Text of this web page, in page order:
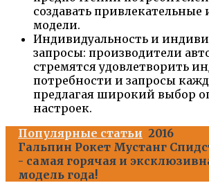
создавать привлекательные
модели.
Индивидуальность и
запросы: производители
стремятся удовлетворить
потребности и запросы
предлагая широкий выбор
настроек.
Популярные статьи 2016
Гальпин Рокет Мустанг
- самая горячая и
модель года!